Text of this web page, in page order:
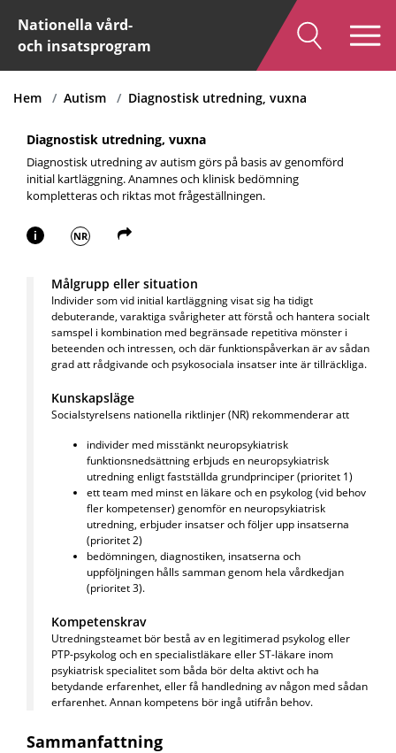
Nationella vård-
och insatsprogram
Hem Autism Diagnostisk utredning, vuxna
Diagnostisk utredning, vuxna
Diagnostisk utredning av autism görs på basis av genomförd
initial kartläggning. Anamnes och klinisk bedömning
kompletteras och riktas mot frågeställningen.
i NR
Målgrupp eller situation
Individer som vid initial kartläggning visat sig ha tidigt
debuterande, varaktiga svårigheter att förstå och hantera socialt
samspel i kombination med begränsade repetitiva mönster i
beteenden och intressen, och där funktionspåverkan är av sådan
grad att rådgivande och psykosociala insatser inte är tillräckliga.
Kunskapsläge
Socialstyrelsens nationella riktlinjer (NR) rekommenderar att
individer med misstänkt neuropsykiatrisk
funktionsnedsättning erbjuds en neuropsykiatrisk
utredning enligt fastställda grundprinciper (prioritet 1)
ett team med minst en läkare och en psykolog (vid behov
fler kompetenser) genomför en neuropsykiatrisk
utredning, erbjuder insatser och följer upp insatserna
(prioritet 2)
bedömningen, diagnostiken, insatserna och
uppföljningen hålls samman genom hela vårdkedjan
(prioritet 3).
Kompetenskrav
Utredningsteamet bör bestå av en legitimerad psykolog eller
PTP-psykolog och en specialistläkare eller ST-läkare inom
psykiatrisk specialitet som båda bör delta aktivt och ha
betydande erfarenhet, eller få handledning av någon med sådan
erfarenhet. Annan kompetens bör ingå utifrån behov.
Sammanfattning